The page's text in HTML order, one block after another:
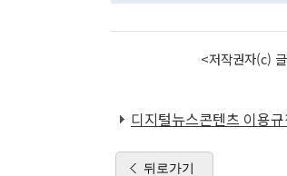
<저작권자(c)
디지털뉴스콘텐츠 이용
뒤로가기